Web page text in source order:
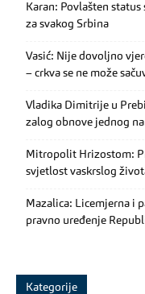
Karan: Povlašten
za svakog Srbina
Vasić: Nije dovoljno
– crkva se ne može
Vladika Dimitrije u
zalog obnove jednog
Mitropolit Hrizostom:
svjetlost vaskrslog
Mazalica: Licemjerna i
pravno uređenje
Kategorije